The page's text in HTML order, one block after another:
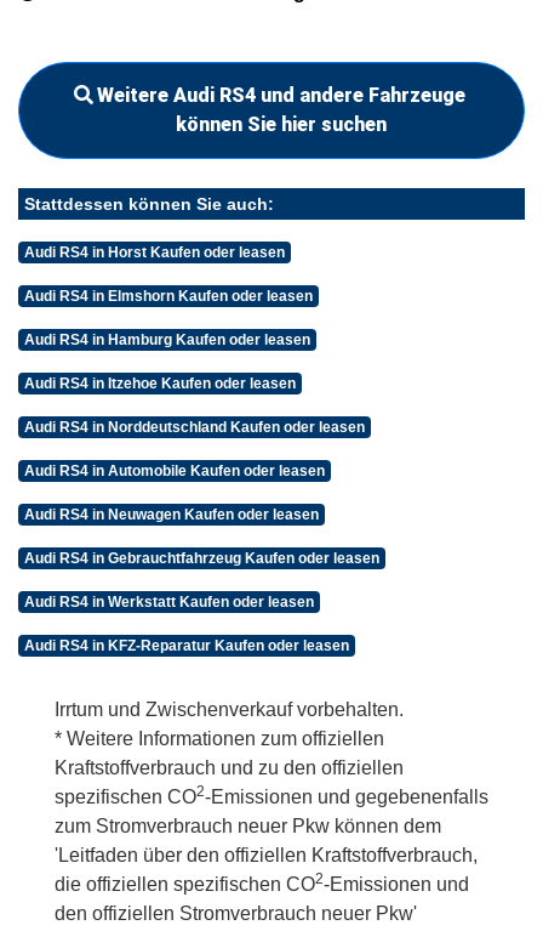
Weitere Audi RS4 und andere Fahrzeuge
können Sie hier suchen
Stattdessen können Sie auch:
Audi RS4 in Horst Kaufen oder leasen
Audi RS4 in Elmshorn Kaufen oder leasen
Audi RS4 in Hamburg Kaufen oder leasen
Audi RS4 in Itzehoe Kaufen oder leasen
Audi RS4 in Norddeutschland Kaufen oder leasen
Audi RS4 in Automobile Kaufen oder leasen
Audi RS4 in Neuwagen Kaufen oder leasen
Audi RS4 in Gebrauchtfahrzeug Kaufen oder leasen
Audi RS4 in Werkstatt Kaufen oder leasen
Audi RS4 in KFZ-Reparatur Kaufen oder leasen
Irrtum und Zwischenverkauf vorbehalten.
* Weitere Informationen zum offiziellen
Kraftstoffverbrauch und zu den offiziellen
spezifischen CO2-Emissionen und gegebenenfalls
zum Stromverbrauch neuer Pkw können dem
'Leitfaden über den offiziellen Kraftstoffverbrauch,
die offiziellen spezifischen CO2-Emissionen und
den offiziellen Stromverbrauch neuer Pkw'